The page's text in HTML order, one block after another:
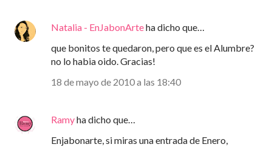
Natalia - EnJabonArteha dicho que…
que bonitos te quedaron, pero que es el Alumbre?
no lo habia oido. Gracias!
18 de mayo de 2010 a las 18:40
Ramyha dicho que…
Enjabonarte, si miras una entrada de Enero,